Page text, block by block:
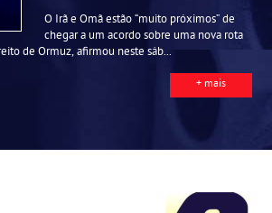
O Irã e Omã estão “muito próximos” de
chegar a um acordo sobre uma nova rota
de Ormuz, afirmou neste sáb...
+ mais